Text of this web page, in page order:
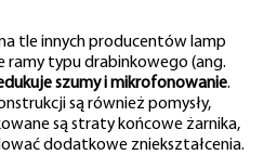
tle innych producentów lamp
ramy typu drabinkowego (ang.
szumy i mikrofonowanie.
są również pomysły,
są straty końcowe żarnika,
dodatkowe zniekształcenia.